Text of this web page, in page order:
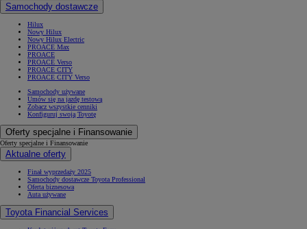
Samochody dostawcze
Hilux
Nowy Hilux
Nowy Hilux Electric
PROACE Max
PROACE
PROACE Verso
PROACE CITY
PROACE CITY Verso
Samochody używane
Umów się na jazdę testową
Zobacz wszystkie cenniki
Konfiguruj swoją Toyotę
Oferty specjalne i Finansowanie
Oferty specjalne i Finansowanie
Aktualne oferty
Finał wyprzedaży 2025
Samochody dostawcze Toyota Professional
Oferta biznesowa
Auta używane
Toyota Financial Services